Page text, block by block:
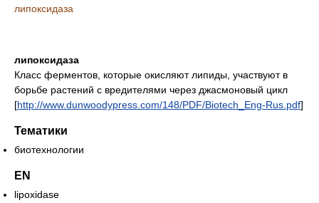
липоксидаза
липоксидаза
Класс ферментов, которые окисляют липиды, участвуют в
борьбе растений с вредителями через джасмоновый цикл
[http://www.dunwoodypress.com/148/PDF/Biotech_Eng-Rus.pdf]
Тематики
биотехнологии
EN
lipoxidase